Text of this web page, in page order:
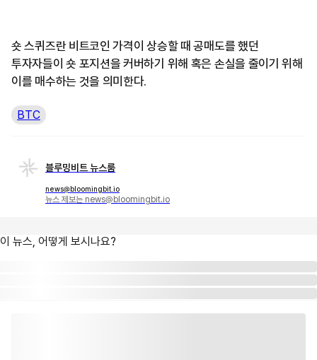
숏 스퀴즈란 비트코인 가격이 상승할 때 공매도를 했던
투자자들이 숏 포지션을 커버하기 위해 혹은 손실을 줄이기 위해
이를 매수하는 것을 의미한다.
BTC
블루밍비트 뉴스룸
news@bloomingbit.io
뉴스 제보는 news@bloomingbit.io
이 뉴스, 어떻게 보시나요?